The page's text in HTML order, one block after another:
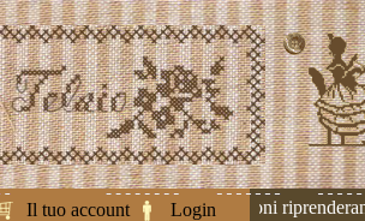
Il tuo account Login
Attenzione ! Le spedizioni